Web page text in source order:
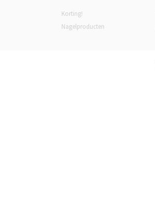
Korting!
Nagelproducten